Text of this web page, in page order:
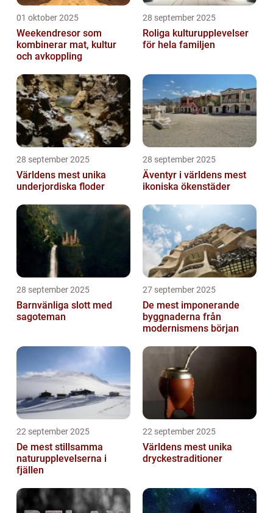
01 oktober 2025
Weekendresor som
kombinerar mat, kultur
och avkoppling
28 september 2025
Roliga kulturupplevelser
för hela familjen
28 september 2025
Världens mest unika
underjordiska floder
28 september 2025
Äventyr i världens mest
ikoniska ökenstäder
28 september 2025
Barnvänliga slott med
sagoteman
27 september 2025
De mest imponerande
byggnaderna från
modernismens början
22 september 2025
De mest stillsamma
naturupplevelserna i
fjällen
22 september 2025
Världens mest unika
dryckestraditioner